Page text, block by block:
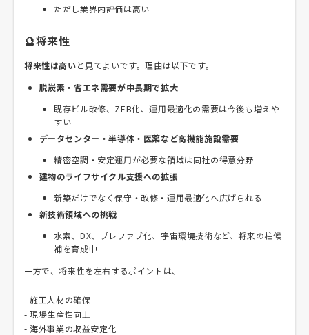
ただし業界内評価は高い
🔮将来性
将来性は高いと見てよいです。理由は以下です。
脱炭素・省エネ需要が中長期で拡大
既存ビル改修、ZEB化、運用最適化の需要は今後も増えや
すい
データセンター・半導体・医薬など高機能施設需要
精密空調・安定運用が必要な領域は同社の得意分野
建物のライフサイクル支援への拡張
新築だけでなく保守・改修・運用最適化へ広げられる
新技術領域への挑戦
水素、DX、プレファブ化、宇宙環境技術など、将来の柱候
補を育成中
一方で、将来性を左右するポイントは、
- 施工人材の確保
- 現場生産性向上
- 海外事業の収益安定化